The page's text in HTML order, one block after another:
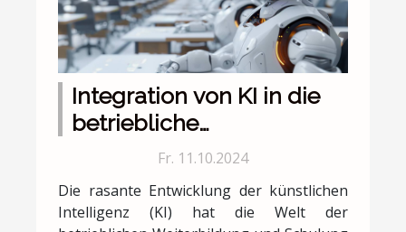
Integration von KI in die
betriebliche
Weiterbildung und
Fr. 11.10.2024
Die rasante Entwicklung der künstlichen
Intelligenz (KI) hat die Welt der